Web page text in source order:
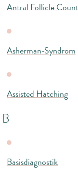
Antral Follicle
Asherman-Syndrom
Assisted Hatching
B
Basisdiagnostik